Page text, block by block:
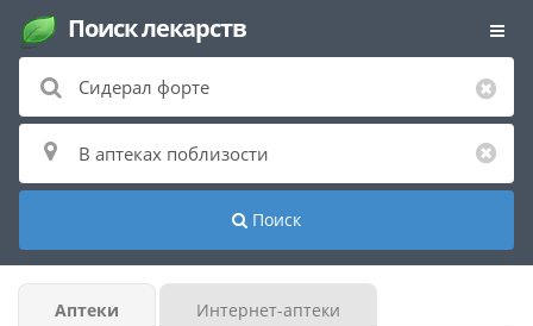
Поиск лекарств
Поиск
Аптеки Интернет-аптеки